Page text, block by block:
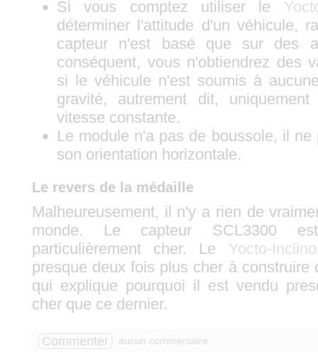
Si vous comptez utiliser le
déterminer l'attitude d'un véhicule,
capteur n'est basé que sur des
conséquent, vous n'obtiendrez des
si le véhicule n'est soumis à
gravité, autrement dit,
vitesse constante.
Le module n'a pas de boussole, il ne
son orientation horizontale.
Le revers de la médaille
Malheureusement, il n'y a rien de
monde. Le capteur SCL3300
particulièrement cher. Le Yocto-
presque deux fois plus cher à
qui explique pourquoi il est vendu
cher que ce dernier.
Commenter aucun commentaire